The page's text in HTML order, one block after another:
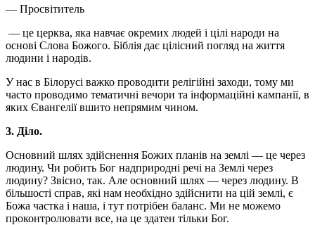
— Просвітитель
— це церква, яка навчає окремих людей і цілі народи на
основі Слова Божого. Біблія дає цілісний погляд на життя
людини і народів.
У нас в Білорусі важко проводити релігійні заходи, тому ми
часто проводимо тематичні вечори та інформаційні кампанії, в
яких Євангелії вшито непрямим чином.
3. Діло.
Основний шлях здійснення Божих планів на землі — це через
людину. Чи робить Бог надприродні речі на Землі через
людину? Звісно, так. Але основний шлях — через людину. В
більшості справ, які нам необхідно здійснити на цій землі, є
Божа частка і наша, і тут потрібен баланс. Ми не можемо
проконтролювати все, на це здатен тільки Бог.